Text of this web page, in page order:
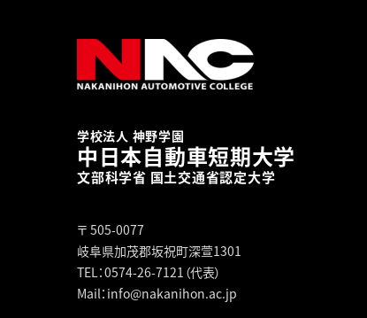
学校法人 神野学園
中日本自動車短期大学
文部科学省 国土交通省認定大学
〒 505-0077
岐阜県加茂郡坂祝町深萱1301
TEL：0574-26-7121（代表）
Mail：info@nakanihon.ac.jp